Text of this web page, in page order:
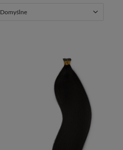
Domyślne